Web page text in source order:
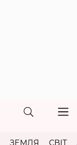
ЗЕМЛЯ СВІТ